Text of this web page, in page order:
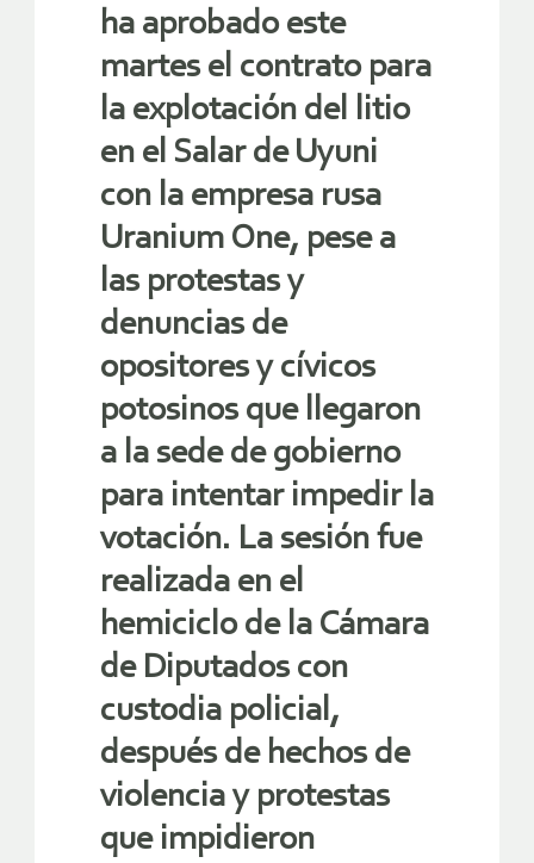
ha aprobado este
martes el contrato para
la explotación del litio
en el Salar de Uyuni
con la empresa rusa
Uranium One, pese a
las protestas y
denuncias de
opositores y cívicos
potosinos que llegaron
a la sede de gobierno
para intentar impedir la
votación. La sesión fue
realizada en el
hemiciclo de la Cámara
de Diputados con
custodia policial,
después de hechos de
violencia y protestas
que impidieron